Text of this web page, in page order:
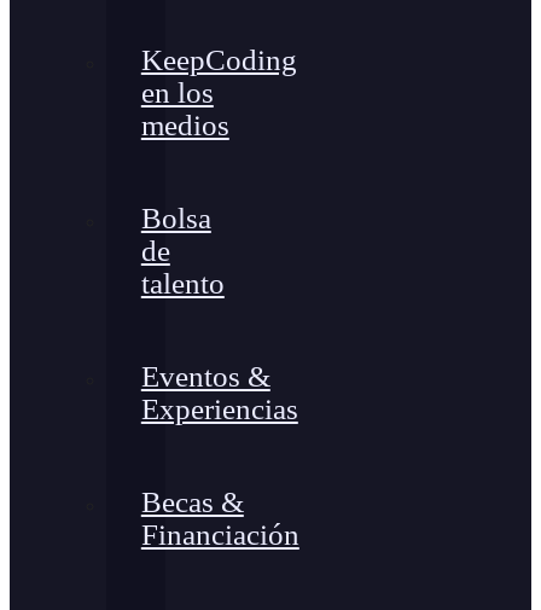
KeepCoding
en los
medios
Bolsa
de
talento
Eventos &
Experiencias
Becas &
Financiación